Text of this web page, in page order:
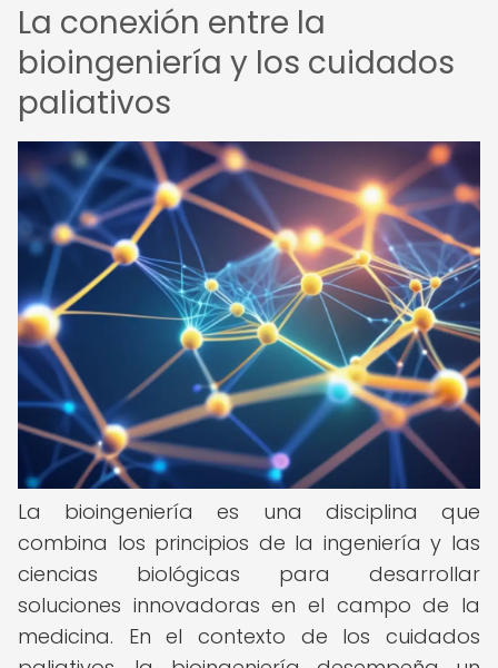
La conexión entre la
bioingeniería y los cuidados
paliativos
La bioingeniería es una disciplina que
combina los principios de la ingeniería y las
ciencias biológicas para desarrollar
soluciones innovadoras en el campo de la
medicina. En el contexto de los cuidados